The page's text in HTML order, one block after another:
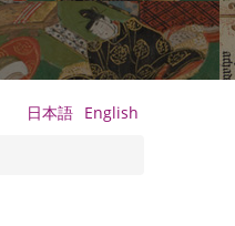
日本語 English